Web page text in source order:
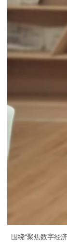
围绕“聚焦数字经